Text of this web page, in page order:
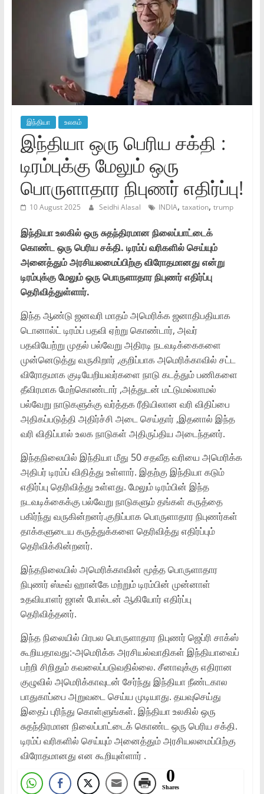
இந்தியா உலகம்
இந்தியா ஒரு பெரிய சக்தி :
டிரம்புக்கு மேலும் ஒரு
பொருளாதார நிபுணர் எதிர்ப்பு!
10 August 2025 Seidhi Alasal INDIA, taxation, trump
இந்தியா உலகில் ஒரு சுதந்திரமான நிலைப்பாட்டைக்
கொண்ட ஒரு பெரிய சக்தி. டிரம்ப் வரிகளில் செய்யும்
அனைத்தும் அரசியலமைப்பிற்கு விரோதமானது என்று
டிரம்புக்கு மேலும் ஒரு பொருளாதார நிபுணர் எதிர்ப்பு
தெரிவித்துள்ளார்.
இந்த ஆண்டு ஜனவரி மாதம் அமெரிக்க ஜனாதிபதியாக
டொனால்ட் டிரம்ப் பதவி ஏற்று கொண்டார், அவர்
பதவியேற்று முதல் பல்வேறு அதிரடி நடவடிக்கைகளை
முன்னெடுத்து வருகிறார் ,குறிப்பாக அமெரிக்காவில் சட்ட
விரோதமாக குடியேறியவர்களை நாடு கடத்தும் பணிகளை
தீவிரமாக மேற்கொண்டார் ,அத்துடன் மட்டுமல்லாமல்
பல்வேறு நாடுகளுக்கு வர்த்தக ரீதியிலான வரி விதிப்பை
அதிகப்படுத்தி அதிர்ச்சி அடை செய்தார் ,இதனால் இந்த
வரி விதிப்பால் உலக நாடுகள் அதிருப்திய அடைந்தனர்.
இந்தநிலையில் இந்தியா மீது 50 சதவீத வரியை அமெரிக்க
அதிபர் டிரம்ப் விதித்து உள்ளார். இதற்கு இந்தியா கடும்
எதிர்ப்பு தெரிவித்து உள்ளது. மேலும் டிரம்பின் இந்த
நடவடிக்கைக்கு பல்வேறு நாடுகளும் தங்கள் கருத்தை
பகிர்ந்து வருகின்றனர்.குறிப்பாக பொருளாதார நிபுணர்கள்
தாக்களுடைய கருத்துக்களை தெரிவித்து எதிர்ப்பும்
தெரிவிக்கின்றனர்.
இந்தநிலையில் அமெரிக்காவின் மூத்த பொருளாதார
நிபுணர் ஸ்டீவ் ஹான்கே மற்றும் டிரம்பின் முன்னாள்
உதவியாளர் ஜான் போல்டன் ஆகியோர் எதிர்ப்பு
தெரிவித்தனர்.
இந்த நிலையில் பிரபல பொருளாதார நிபுணர் ஜெப்ரி சாக்ஸ்
கூறியதாவது:-அமெரிக்க அரசியல்வாதிகள் இந்தியாவைப்
பற்றி சிறிதும் கவலைப்படுவதில்லை. சீனாவுக்கு எதிரான
குழுவில் அமெரிக்காவுடன் சேர்ந்து இந்தியா நீண்டகால
பாதுகாப்பை அறுவடை செய்ய முடியாது. தயவுசெய்து
இதைப் புரிந்து கொள்ளுங்கள். இந்தியா உலகில் ஒரு
சுதந்திரமான நிலைப்பாட்டைக் கொண்ட ஒரு பெரிய சக்தி.
டிரம்ப் வரிகளில் செய்யும் அனைத்தும் அரசியலமைப்பிற்கு
விரோதமானது என கூறியுள்ளார் .
0
Shares